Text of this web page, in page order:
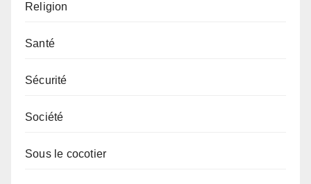
Religion
Santé
Sécurité
Société
Sous le cocotier